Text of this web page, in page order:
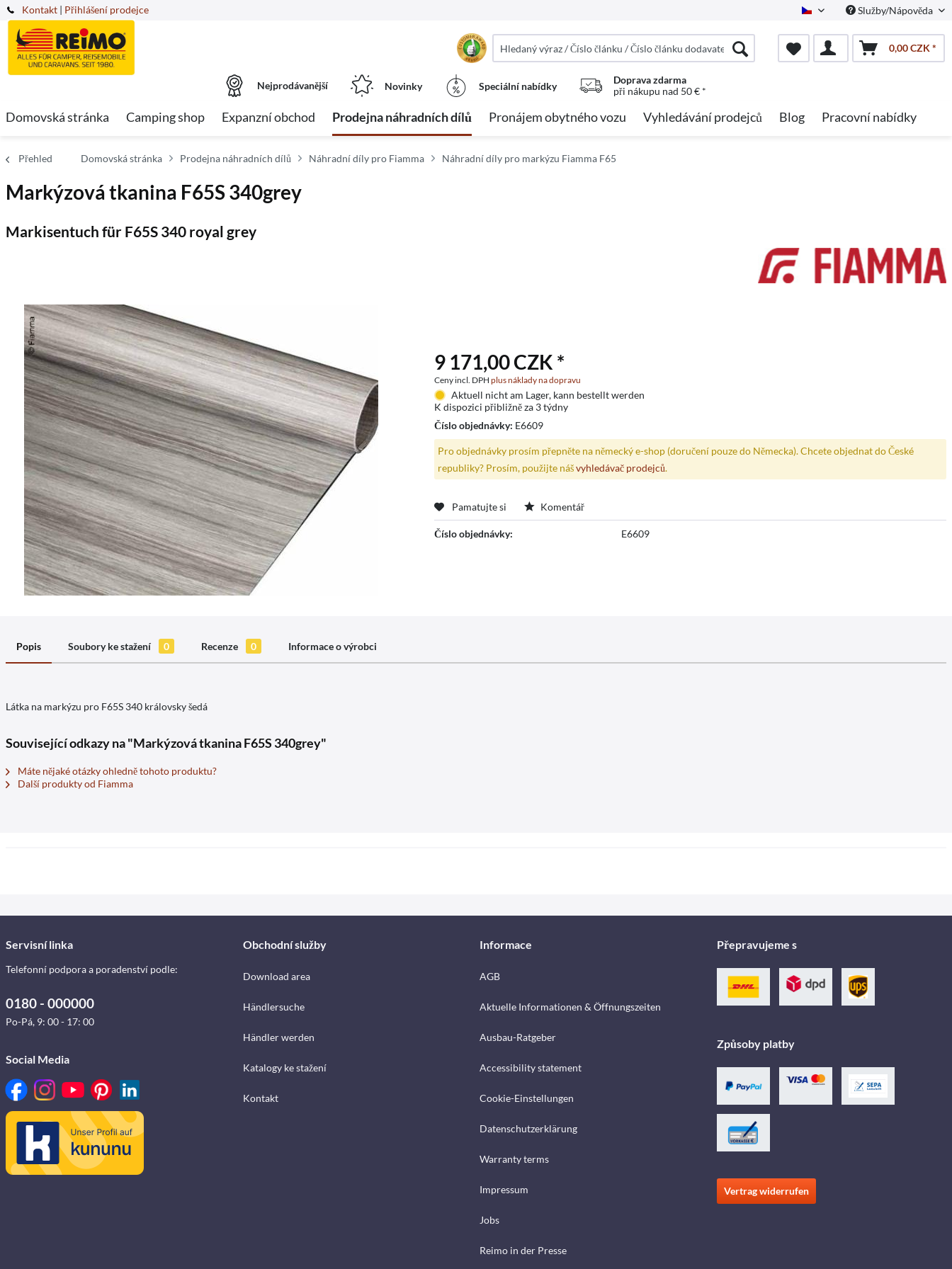
Kontakt Czech Služby/Nápověda
| Přihlášení prodejce
0,00 CZK *
Nejprodávanější Novinky Speciální nabídky
Doprava zdarma
při nákupu nad 50 € *
Domovská stránka Camping shop Expanzní obchod Prodejna náhradních dílů Pronájem obytného vozu Vyhledávání prodejců Blog Pracovní nabídky
Přehled Domovská stránka Prodejna náhradních dílů Náhradní díly pro Fiamma Náhradní díly pro markýzu Fiamma F65
Markýzová tkanina F65S 340grey
Markisentuch für F65S 340 royal grey
9 171,00 CZK *
Ceny incl. DPHplus náklady na dopravu
Aktuell nicht am Lager, kann bestellt werden
K dispozici přibližně za 3 týdny
Číslo objednávky: E6609
Pro objednávky prosím přepněte na německý e-shop (doručení pouze do Německa). Chcete objednat do České
republiky? Prosím, použijte nášvyhledávač prodejců.
Pamatujte si Komentář
Číslo objednávky: E6609
Popis Soubory ke stažení 0 Recenze 0 Informace o výrobci
Látka na markýzu pro F65S 340 královsky šedá
Související odkazy na "Markýzová tkanina F65S 340grey"
Máte nějaké otázky ohledně tohoto produktu?
Další produkty od Fiamma
Servisní linka
Telefonní podpora a poradenství podle:
0180 - 000000
Po-Pá, 9: 00 - 17: 00
Social Media
Obchodní služby
Download area
Händlersuche
Händler werden
Katalogy ke stažení
Kontakt
Informace
AGB
Aktuelle Informationen & Öffnungszeiten
Ausbau-Ratgeber
Accessibility statement
Cookie-Einstellungen
Datenschutzerklärung
Warranty terms
Impressum
Jobs
Reimo in der Presse
Přepravujeme s
Způsoby platby
Vertrag widerrufen